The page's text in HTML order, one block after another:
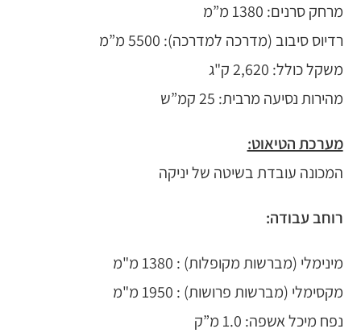
מרחק סרנים: 1380 מ”מ
רדיוס סיבוב (מדרכה למדרכה): 5500 מ”מ
משקל כולל: 2,620 ק"ג
מהירות נסיעה מרבית: 25 קמ”ש
מערכת הטיאוט:
המכונה עובדת בשיטה של יניקה
רוחב עבודה:
מינימלי (מברשות מקופלות) : 1380 מ"מ
מקסימלי (מברשות פרושות) : 1950 מ"מ
נפח מיכל אשפה: 1.0 מ”ק